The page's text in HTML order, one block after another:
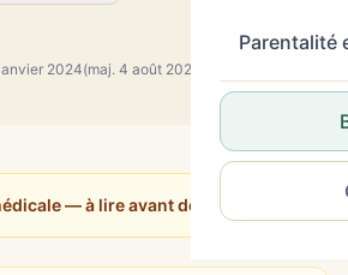
Parentalité
2024(maj. 4 août 2026)
— à lire avant de poursuivre